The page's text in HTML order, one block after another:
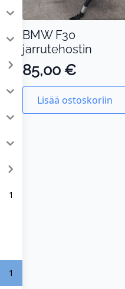
1
1
BMW F30
jarrutehostin
85,00 €
Lisää ostoskoriin